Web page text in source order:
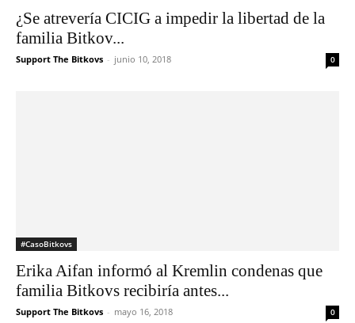
¿Se atrevería CICIG a impedir la libertad de la
familia Bitkov...
Support The Bitkovs - junio 10, 2018 0
#CasoBitkovs
Erika Aifan informó al Kremlin condenas que
familia Bitkovs recibiría antes...
Support The Bitkovs - mayo 16, 2018 0